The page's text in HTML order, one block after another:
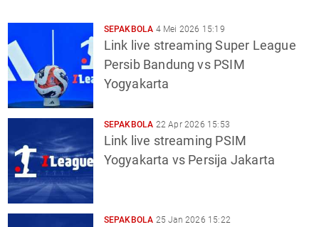
Gaya Hidup
Teknologi
Games
Sports
SEPAKBOLA 4 Mei 2026 15:19
Link live streaming Super League
Persib Bandung vs PSIM
Yogyakarta
SEPAKBOLA 22 Apr 2026 15:53
Link live streaming PSIM
Yogyakarta vs Persija Jakarta
SEPAKBOLA 25 Jan 2026 15:22